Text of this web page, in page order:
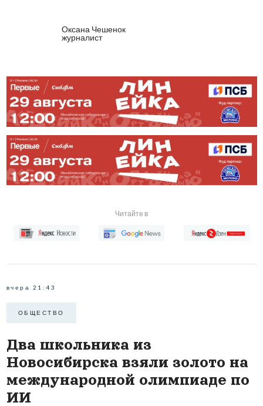
Оксана Чешенок
журналист
Читайте в
вчера 21:43
ОБЩЕСТВО
Два школьника из
Новосибирска взяли золото на
международной олимпиаде по
ИИ